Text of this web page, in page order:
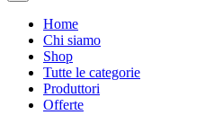
Home
Chi siamo
Shop
Tutte le categorie
Produttori
Offerte